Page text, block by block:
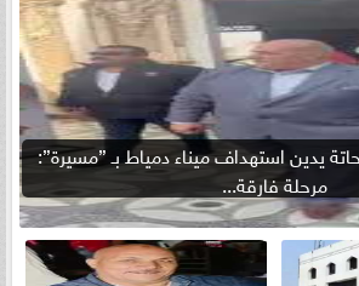
يدين استهداف ميناء دمياط بـ ”مسيرة”:
مرحلة فارقة...